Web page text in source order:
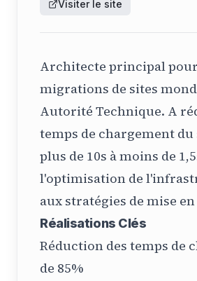
Visiter le site
Architecte principal
migrations de sites
Autorité Technique. A
temps de chargement du
plus de 10s à moins de
l'optimisation de
aux stratégies de mise
Réalisations Clés
Réduction des temps de
de 85%